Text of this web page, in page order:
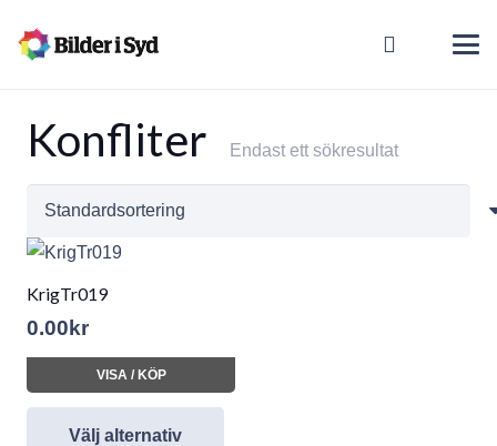
Konfliter Endast ett sökresultat
KrigTr019
0.00 kr
VISA / KÖP
Välj alternativ